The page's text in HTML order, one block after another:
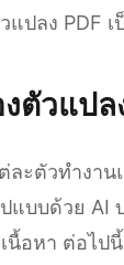
ปลง PDF
ตัวแปล
ละตัวทำงาน
แบบด้วย AI
เนื้อหา ต่อไ